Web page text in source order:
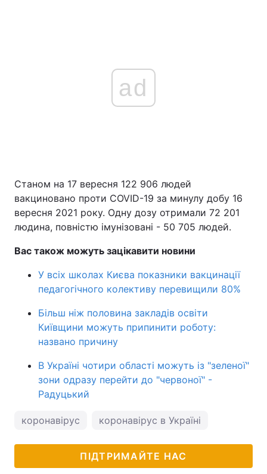
ad
Станом на 17 вересня 122 906 людей
вакциновано проти COVID-19 за минулу добу 16
вересня 2021 року. Одну дозу отримали 72 201
людина, повністю імунізовані - 50 705 людей.
Вас також можуть зацікавити новини
У всіх школах Києва показники вакцинації
педагогічного колективу перевищили 80%
Більш ніж половина закладів освіти
Київщини можуть припинити роботу:
названо причину
В Україні чотири області можуть із "зеленої"
зони одразу перейти до "червоної" -
Радуцький
коронавірус коронавірус в Україні
ПІДТРИМАЙТЕ НАС